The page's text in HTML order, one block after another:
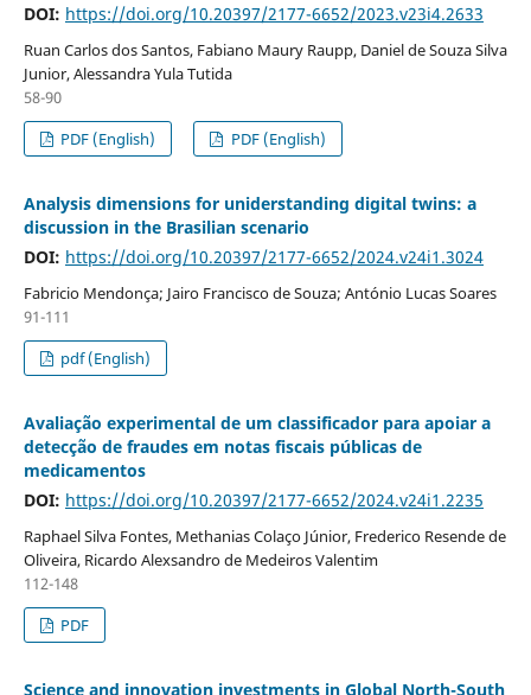
DOI: https://doi.org/10.20397/2177-6652/2023.v23i4.2633
Ruan Carlos dos Santos, Fabiano Maury Raupp, Daniel de Souza Silva
Junior, Alessandra Yula Tutida
58-90
PDF (English)
PDF (English)
Analysis dimensions for uniderstanding digital twins: a
discussion in the Brasilian scenario
DOI: https://doi.org/10.20397/2177-6652/2024.v24i1.3024
Fabricio Mendonça; Jairo Francisco de Souza; António Lucas Soares
91-111
pdf (English)
Avaliação experimental de um classificador para apoiar a
detecção de fraudes em notas fiscais públicas de
medicamentos
DOI: https://doi.org/10.20397/2177-6652/2024.v24i1.2235
Raphael Silva Fontes, Methanias Colaço Júnior, Frederico Resende de
Oliveira, Ricardo Alexsandro de Medeiros Valentim
112-148
PDF
Science and innovation investments in Global North-South